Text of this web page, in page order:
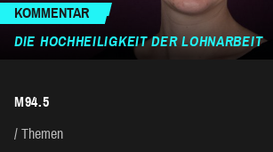
KOMMENTAR
DIE HOCHHEILIGKEIT DER LOHNARBEIT
M94.5
Themen